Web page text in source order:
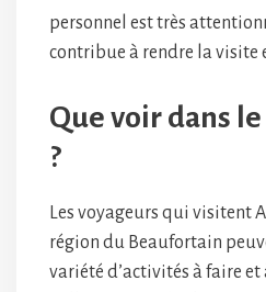
personnel est très
contribue à rendre la visite
Que voir dans
?
Les voyageurs qui visitent
région du Beaufortain
variété d’activités à faire et